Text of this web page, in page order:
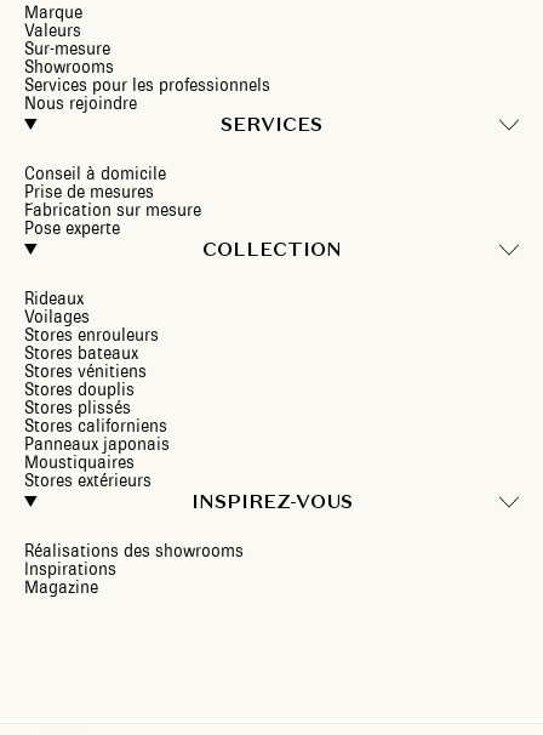
Marque
Valeurs
Sur-mesure
Showrooms
Services pour les professionnels
Nous rejoindre
SERVICES
Conseil à domicile
Prise de mesures
Fabrication sur mesure
Pose experte
COLLECTION
Rideaux
Voilages
Stores enrouleurs
Stores bateaux
Stores vénitiens
Stores douplis
Stores plissés
Stores californiens
Panneaux japonais
Moustiquaires
Stores extérieurs
INSPIREZ-VOUS
Réalisations des showrooms
Inspirations
Magazine